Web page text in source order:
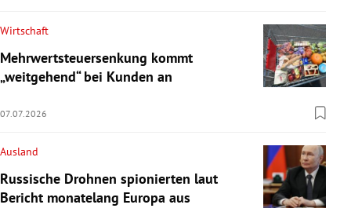
Wirtschaft
Mehrwertsteuersenkung kommt
„weitgehend“ bei Kunden an
07.07.2026
Ausland
Russische Drohnen spionierten laut
Bericht monatelang Europa aus